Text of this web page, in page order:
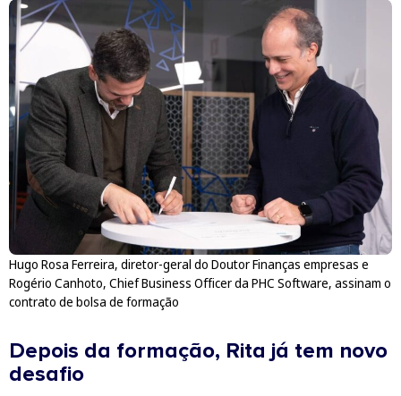
Hugo Rosa Ferreira, diretor-geral do Doutor Finanças empresas e
Rogério Canhoto, Chief Business Officer da PHC Software, assinam o
contrato de bolsa de formação
Depois da formação, Rita já tem novo
desafio